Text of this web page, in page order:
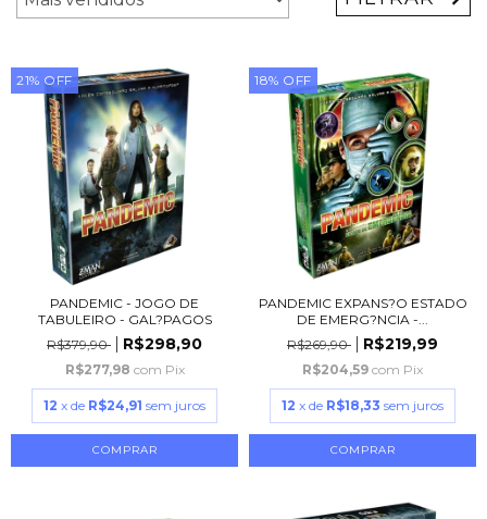
21% OFF
PANDEMIC - JOGO DE
TABULEIRO - GAL?PAGOS
R$379,90
R$298,90
R$277,98 com Pix
12 x de R$24,91 sem juros
18% OFF
PANDEMIC EXPANS?O ESTADO
DE EMERG?NCIA -...
R$269,90
R$219,99
R$204,59 com Pix
12 x de R$18,33 sem juros